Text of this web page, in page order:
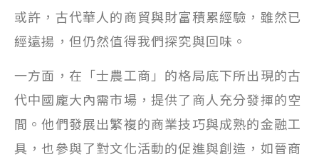
或許，古代華人的商貿與財富積累經驗，雖然已
經遠揚，但仍然值得我們探究與回味。
一方面，在「士農工商」的格局底下所出現的古
代中國龐大內需市場，提供了商人充分發揮的空
間。他們發展出繁複的商業技巧與成熟的金融工
具，也參與了對文化活動的促進與創造，如晉商